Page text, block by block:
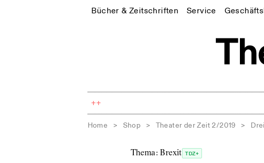
Bücher & Zeitschriften Service
++
Home > Shop > Theater der Zeit 2/2019 >
Thema: Brexit TDZ+